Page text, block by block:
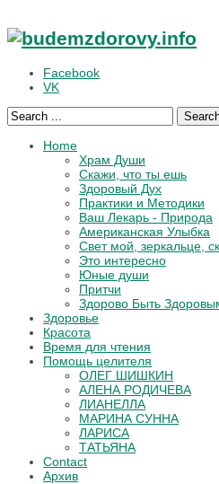
Facebook
VK
Home
Храм Души
Скажи, что ты ешь
Здоровый Дух
Практики и Методики
Ваш Лекарь - Природа
Американская Улыбка
Свет мой, зеркальце,
Это интересно
Юные души
Притчи
Здорово Быть
Здоровье
Красота
Время для чтения
Помощь целителя
ОЛЕГ ШИШКИН
АЛЕНА РОДИЧЕВА
ЛИАНЕЛЛА
МАРИНА СУННА
ЛАРИСА
ТАТЬЯНА
Contact
Архив